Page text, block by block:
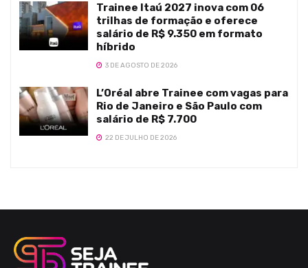
Trainee Itaú 2027 inova com 06
trilhas de formação e oferece
salário de R$ 9.350 em formato
híbrido
3 DE AGOSTO DE 2026
L’Oréal abre Trainee com vagas para
Rio de Janeiro e São Paulo com
salário de R$ 7.700
22 DE JULHO DE 2026